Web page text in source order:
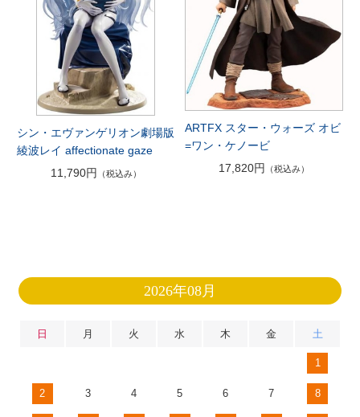
シン・エヴァンゲリオン劇場版
綾波レイ affectionate gaze
11,790円
（税込み）
ARTFX スター・ウォーズ オビ
=ワン・ケノービ
17,820円
（税込み）
2026年08月
日 月 火 水 木 金 土
1
2 3 4 5 6 7 8